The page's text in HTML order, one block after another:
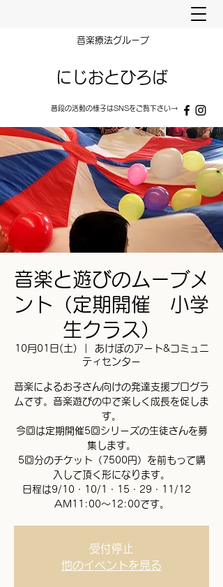
​音楽療法グループ
にじおとひろば
普段の​​活動の様子はSNSをご覧下さい→
音楽と遊びのムーブメ
ント（定期開催 小学
生クラス）
10月01日(土)
あけぼのアート&コミュニ
ティセンター
音楽によるお子さん向けの発達支援プログラ
ムです。音楽遊びの中で楽しく成長を促しま
す。
今回は定期開催5回シリーズの生徒さんを募
集します。
5回分のチケット（7500円）を前もって購
入して頂く形になります。
日程は9/10・10/1・15・29・11/12
AM11:00～12:00です。
受付停止
他のイベントを見る